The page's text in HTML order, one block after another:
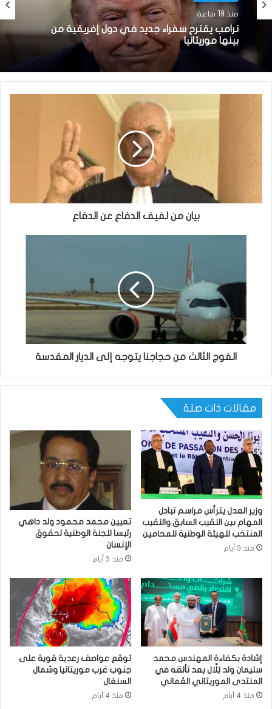
منذ 19 ساعة
ترامب يقترح سفراء جديد في دول إفريقية من
بينها موريتانيا
بيان من لفيف الدفاع عن الدفاع
الفوج الثالث من حجاجنا يتوجه إلى الديار المقدسة
مقالات ذات صلة
وزير العدل يترأس مراسم تبادل
المهام بين النقيب السابق والنقيب
المنتخب للهيئة الوطنية للمحامين
منذ 3 أيام
تعيين محمد محمود ولد داهي
رئيسا للجنة الوطنية لحقوق
الإنسان
منذ 3 أيام
إشادة بكفاءة المهندس محمد
سليمان ولد بَلَّال بعد تألقه في
المنتدى الموريتاني العُماني
منذ 4 أيام
توقع عواصف رعدية قوية على
جنوب غرب موريتانيا وشمال
السنغال
منذ 4 أيام